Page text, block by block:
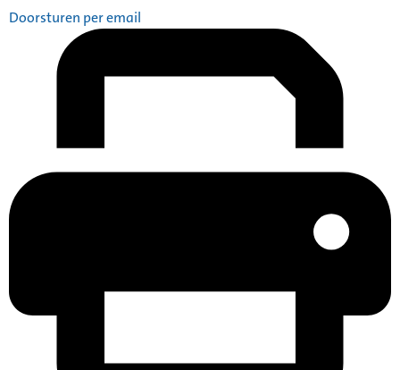
Doorsturen per email